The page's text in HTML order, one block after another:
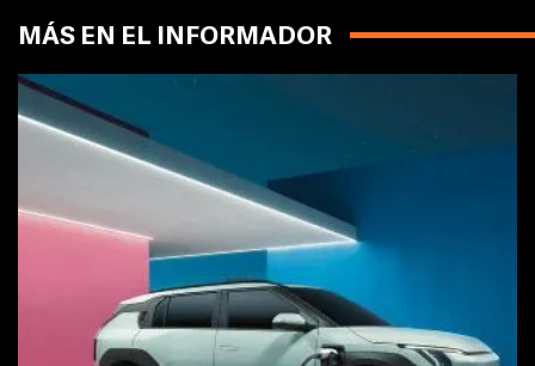
MÁS EN EL INFORMADOR